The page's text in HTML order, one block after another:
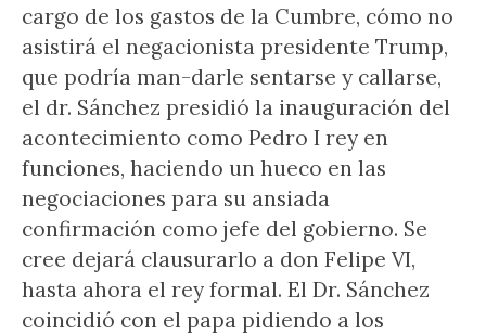
cargo de los gastos de la Cumbre, cómo no
asistirá el negacionista presidente Trump,
que podría man-darle sentarse y callarse,
el dr. Sánchez presidió la inauguración del
acontecimiento como Pedro I rey en
funciones, haciendo un hueco en las
negociaciones para su ansiada
confirmación como jefe del gobierno. Se
cree dejará clausurarlo a don Felipe VI,
hasta ahora el rey formal. El Dr. Sánchez
coincidió con el papa pidiendo a los